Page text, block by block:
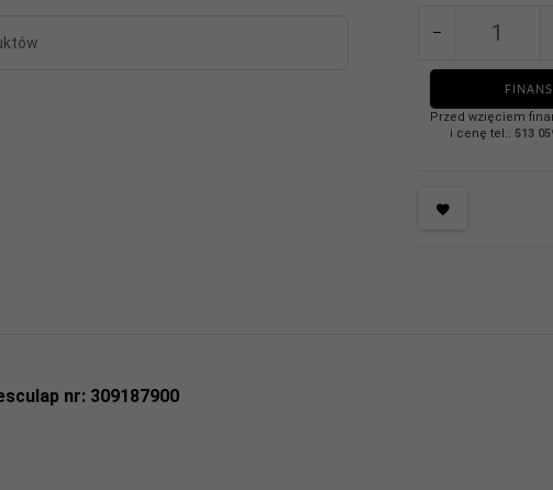
Przed wzięciem
i cenę tel.: 513
nr: 309187900